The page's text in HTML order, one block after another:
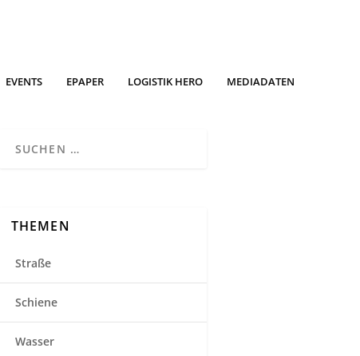
EVENTS EPAPER LOGISTIK HERO MEDIADATEN
THEMEN
Straße
Schiene
Wasser